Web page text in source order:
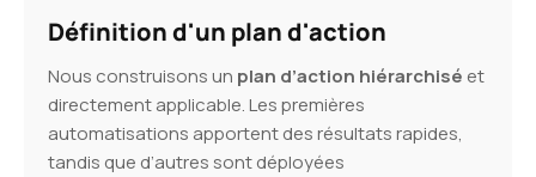
Définition d'un plan d'action
Nous construisons un plan d’action hiérarchisé et
directement applicable. Les premières
automatisations apportent des résultats rapides,
tandis que d’autres sont déployées